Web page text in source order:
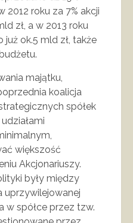
2012 roku za 7% akcji
zł, a w 2013 roku
już ok.5 mld zł, także
majątku,
koalicja
spółek
większość
Akcjonariuszy.
były między
uprzywilejowanej
w spółce przez tzw.